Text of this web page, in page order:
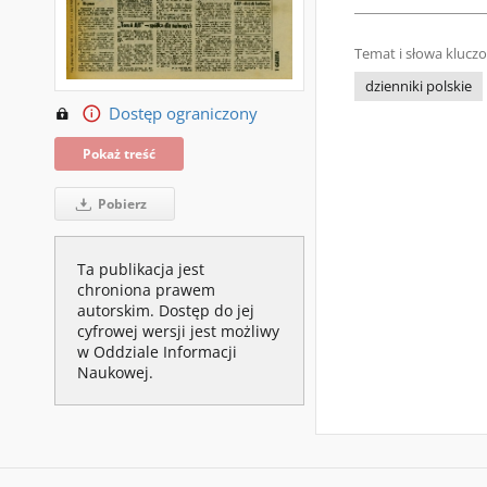
Dostęp ograniczony
Pokaż treść
Pobierz
Ta publikacja jest
chroniona prawem
autorskim. Dostęp do jej
cyfrowej wersji jest możliwy
w Oddziale Informacji
Naukowej.
Temat i słowa
dzienniki polskie